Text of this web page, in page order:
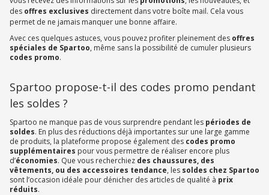
des offres exclusives directement dans votre boîte mail. Cela vous
permet de ne jamais manquer une bonne affaire.
Avec ces quelques astuces, vous pouvez profiter pleinement des offres
spéciales de Spartoo, même sans la possibilité de cumuler plusieurs
codes promo.
Spartoo propose-t-il des codes promo pendant
les soldes ?
Spartoo ne manque pas de vous surprendre pendant les périodes de
soldes. En plus des réductions déjà importantes sur une large gamme
de produits, la plateforme propose également des codes promo
supplémentaires pour vous permettre de réaliser encore plus
d’économies. Que vous recherchiez des chaussures, des
vêtements, ou des accessoires tendance, les soldes chez Spartoo
sont l’occasion idéale pour dénicher des articles de qualité à prix
réduits.